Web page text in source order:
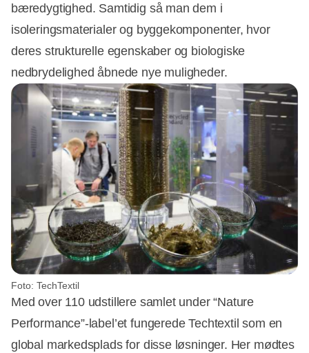
bæredygtighed. Samtidig så man dem i
isoleringsmaterialer og byggekomponenter, hvor
deres strukturelle egenskaber og biologiske
nedbrydelighed åbnede nye muligheder.
Foto: TechTextil
Med over 110 udstillere samlet under “Nature
Performance”-label’et fungerede Techtextil som en
global markedsplads for disse løsninger. Her mødtes